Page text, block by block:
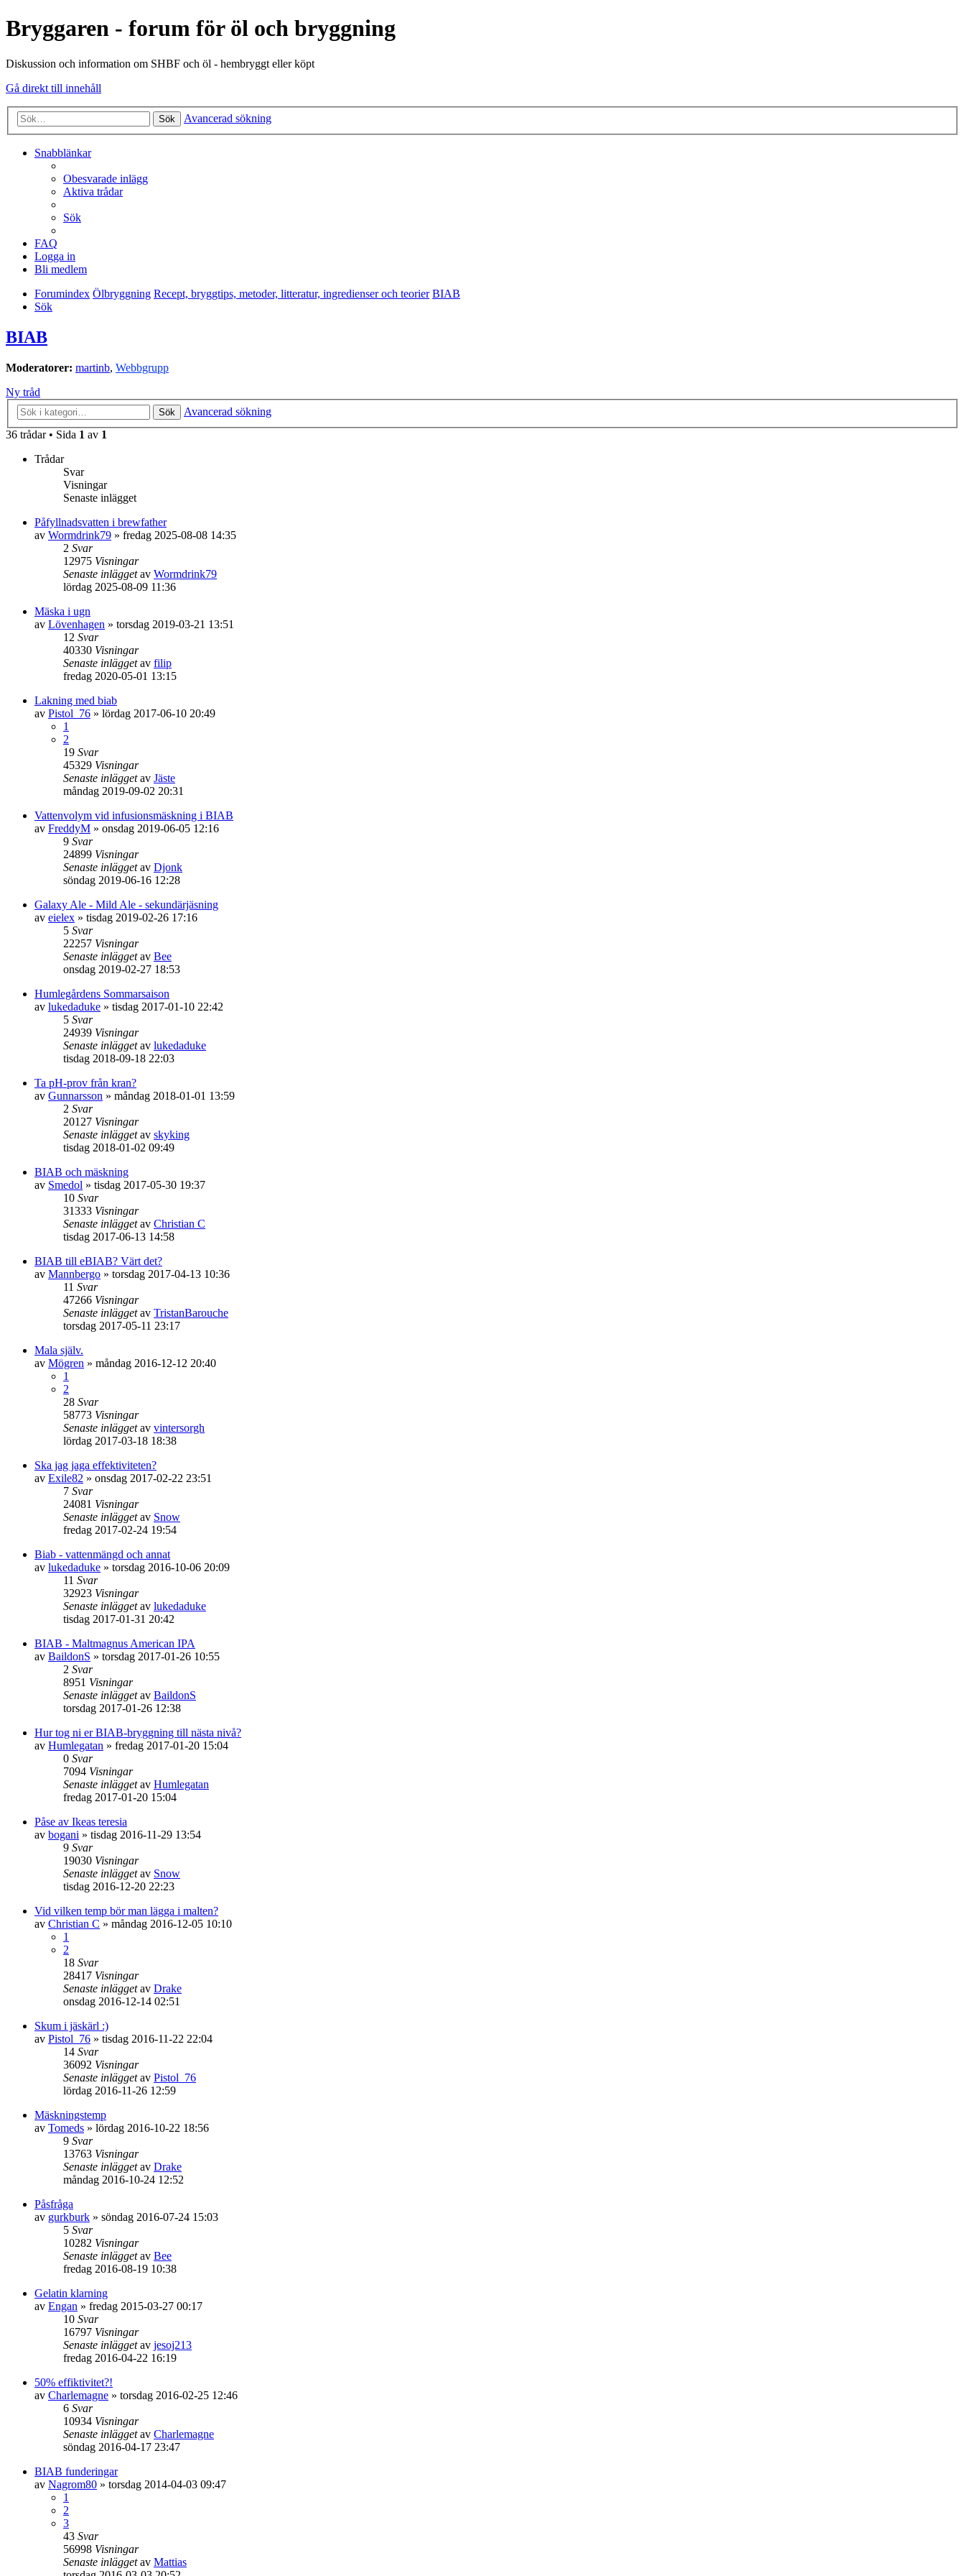
Bryggaren - forum för öl och bryggning
Diskussion och information om SHBF och öl - hembryggt eller köpt
Gå direkt till innehåll
Sök Avancerad sökning
Snabblänkar
Obesvarade inlägg
Aktiva trådar
Sök
FAQ
Logga in
Bli medlem
Forumindex Ölbryggning Recept, bryggtips, metoder, litteratur, ingredienser och teorier BIAB
Sök
BIAB
Moderatorer: martinb, Webbgrupp
Ny tråd
Sök
Avancerad sökning
36 trådar • Sida 1 av 1
Trådar
Svar
Visningar
Senaste inlägget
Påfyllnadsvatten i brewfather
av Wormdrink79 » fredag 2025-08-08 14:35
2 Svar
12975 Visningar
Senaste inläggetav Wormdrink79
lördag 2025-08-09 11:36
Mäska i ugn
av Lövenhagen » torsdag 2019-03-21 13:51
12 Svar
40330 Visningar
Senaste inläggetav filip
fredag 2020-05-01 13:15
Lakning med biab
av Pistol_76 » lördag 2017-06-10 20:49
1
2
19 Svar
45329 Visningar
Senaste inläggetav Jäste
måndag 2019-09-02 20:31
Vattenvolym vid infusionsmäskning i BIAB
av FreddyM » onsdag 2019-06-05 12:16
9 Svar
24899 Visningar
Senaste inläggetav Djonk
söndag 2019-06-16 12:28
Galaxy Ale - Mild Ale - sekundärjäsning
av eielex » tisdag 2019-02-26 17:16
5 Svar
22257 Visningar
Senaste inläggetav Bee
onsdag 2019-02-27 18:53
Humlegårdens Sommarsaison
av lukedaduke » tisdag 2017-01-10 22:42
5 Svar
24939 Visningar
Senaste inläggetav lukedaduke
tisdag 2018-09-18 22:03
Ta pH-prov från kran?
av Gunnarsson » måndag 2018-01-01 13:59
2 Svar
20127 Visningar
Senaste inläggetav skyking
tisdag 2018-01-02 09:49
BIAB och mäskning
av Smedol » tisdag 2017-05-30 19:37
10 Svar
31333 Visningar
Senaste inläggetav Christian C
tisdag 2017-06-13 14:58
BIAB till eBIAB? Värt det?
av Mannbergo » torsdag 2017-04-13 10:36
11 Svar
47266 Visningar
Senaste inläggetav TristanBarouche
torsdag 2017-05-11 23:17
Mala själv.
av Mögren » måndag 2016-12-12 20:40
1
2
28 Svar
58773 Visningar
Senaste inläggetav vintersorgh
lördag 2017-03-18 18:38
Ska jag jaga effektiviteten?
av Exile82 » onsdag 2017-02-22 23:51
7 Svar
24081 Visningar
Senaste inläggetav Snow
fredag 2017-02-24 19:54
Biab - vattenmängd och annat
av lukedaduke » torsdag 2016-10-06 20:09
11 Svar
32923 Visningar
Senaste inläggetav lukedaduke
tisdag 2017-01-31 20:42
BIAB - Maltmagnus American IPA
av BaildonS » torsdag 2017-01-26 10:55
2 Svar
8951 Visningar
Senaste inläggetav BaildonS
torsdag 2017-01-26 12:38
Hur tog ni er BIAB-bryggning till nästa nivå?
av Humlegatan » fredag 2017-01-20 15:04
0 Svar
7094 Visningar
Senaste inläggetav Humlegatan
fredag 2017-01-20 15:04
Påse av Ikeas teresia
av bogani » tisdag 2016-11-29 13:54
9 Svar
19030 Visningar
Senaste inläggetav Snow
tisdag 2016-12-20 22:23
Vid vilken temp bör man lägga i malten?
av Christian C » måndag 2016-12-05 10:10
1
2
18 Svar
28417 Visningar
Senaste inläggetav Drake
onsdag 2016-12-14 02:51
Skum i jäskärl :)
av Pistol_76 » tisdag 2016-11-22 22:04
14 Svar
36092 Visningar
Senaste inläggetav Pistol_76
lördag 2016-11-26 12:59
Mäskningstemp
av Tomeds » lördag 2016-10-22 18:56
9 Svar
13763 Visningar
Senaste inläggetav Drake
måndag 2016-10-24 12:52
Påsfråga
av gurkburk » söndag 2016-07-24 15:03
5 Svar
10282 Visningar
Senaste inläggetav Bee
fredag 2016-08-19 10:38
Gelatin klarning
av Engan » fredag 2015-03-27 00:17
10 Svar
16797 Visningar
Senaste inläggetav jesoj213
fredag 2016-04-22 16:19
50% effiktivitet?!
av Charlemagne » torsdag 2016-02-25 12:46
6 Svar
10934 Visningar
Senaste inläggetav Charlemagne
söndag 2016-04-17 23:47
BIAB funderingar
av Nagrom80 » torsdag 2014-04-03 09:47
1
2
3
43 Svar
56998 Visningar
Senaste inläggetav Mattias